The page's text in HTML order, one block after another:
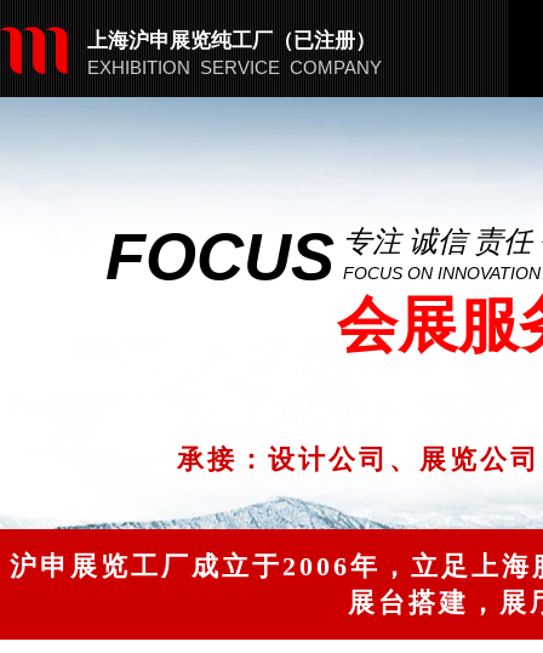
​​上海沪申展览纯工厂（已注册）
EXHIBITION SERVICE COMPANY
FOCUS 专注 诚信 责任
FOCUS ON
会展服
承接：设计公司、展览公
沪申展览工厂成立于2006年，立足上
展台搭建，展